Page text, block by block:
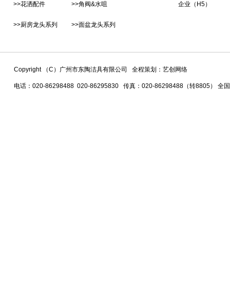
>>花洒配件 >>角阀&水咀
>>厨房龙头系列 >>面盆龙头系列
企业（H5）
Copyright （C）广州市东陶洁具有限公司 全程策划：艺创网络
电话：020-86298488 020-86295830 传真：020-86298488（转8805） 全